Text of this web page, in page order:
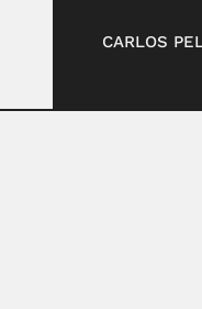
CARLOS